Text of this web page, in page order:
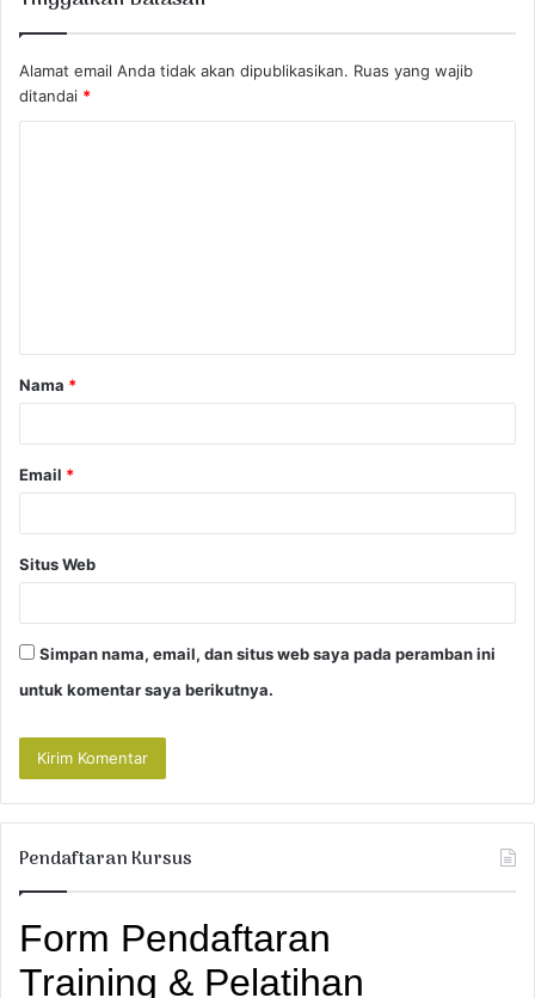
Alamat email Anda tidak akan dipublikasikan. Ruas yang wajib
ditandai *
a
r
Nama *
Email *
Situs Web
Simpan nama, email, dan situs web saya pada peramban ini
untuk komentar saya berikutnya.
Pendaftaran Kursus